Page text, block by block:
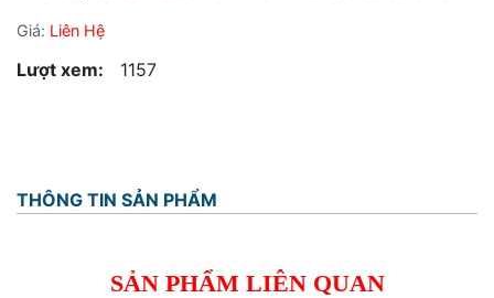
Giá: Liên Hệ
Lượt xem: 1157
THÔNG TIN SẢN PHẨM
SẢN PHẨM LIÊN QUAN